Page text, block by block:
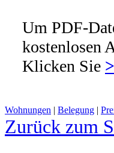
Um PDF-
kostenlosen
Klicken Sie >
Wohnungen | Belegung |
Zurück zum